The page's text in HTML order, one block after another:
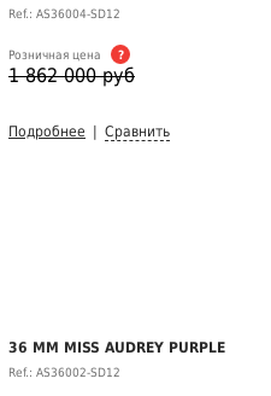
Ref.: AS36004-SD12
Розничная цена ?
1 862 000 руб
Подробнее Сравнить
36 MM MISS AUDREY PURPLE
Ref.: AS36002-SD12